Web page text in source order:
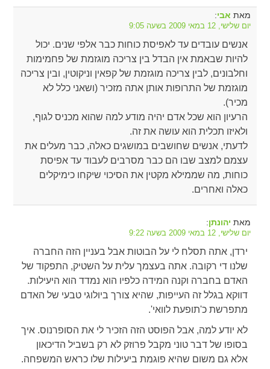
מאת אבי:
יום שלישי, 12 במאי 2009 בשעה 9:05
אנשים עובדים עד לאפיסת כוחות כבר אלפי שנים. יכול
להיות שבאמת אין הבדל בין צריכה מוגזמת של פחמימות
וחלבונים, לבין צריכה מוגזמת של קפאין וניקוטין, ובין צריכה
מוגזמת של התרופות אותן אתה מזכיר (ושאני כלל לא
מכיר).
הרעיון הוא שכל אדם יהיה מודע למה שהוא מכניס לגוף,
ולאיזו תכלית הוא עושה את זה.
לדעתי, אנשים שחושבים במושגים כאלה, כבר מעלים את
עצמם למצב שבו הם כבר מסרבים לעבוד עד אפיסת
כוחות, מה שממילא מקטין את הסיכוי שיקחו כימיקלים
כאלה ואחרים.
מאת יהונתן:
יום שלישי, 12 במאי 2009 בשעה 9:22
ירדן, אתה תסלח לי על הבוטות אבל בעניין הזה החברה
שלנו די רקובה. אתה בעצמך עלית על השטיק, התפקוד של
האדם בחברה וקנה המידה כלפיו הוא נמדד הוא היעילות.
דווקא בגלל זה העייפות, שהיא צורך ביולוגי טבעי של האדם
מתפרשת כ'תופעת לוואי'.
לא יודע למה, אבל הפוסט הזה הזכיר לי את הסופרנוס. איך
בסופו של דבר טוני מקבל פרוזק לא רק בשביל הדיכאון
אלא גם משום שהיא פוגמת ביעילות שלו כראש המשפחה.